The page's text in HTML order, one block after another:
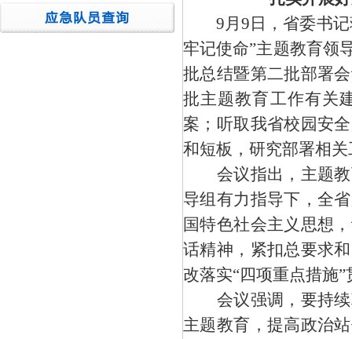
9月9日，省委书
牢记使命”主题教育领
批总结暨第二批部署
批主题教育工作有关
案；听取我省校园安
和短板，研究部署相
会议指出，主题教
导组有力指导下，全
国特色社会主义思想
话精神，紧扣总要求
改落实“四项重点措施
会议强调，要持续
主题教育，提高政治